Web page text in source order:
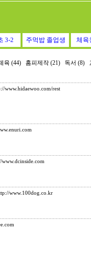
3-2 주먹밥 졸업생 체육
육 (44) 홈피제작 (21) 독서 (8)
www.hidaewoo.com/rest
www.dcinside.com
www.100dog.co.kr